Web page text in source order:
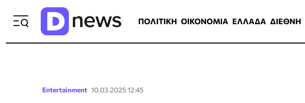
ΠΟΛΙΤΙΚΗ ΟΙΚΟΝΟΜΙΑ ΕΛΛΑΔΑ ΔΙΕΘΝΗ
Entertainment 10.03.2025 12:45